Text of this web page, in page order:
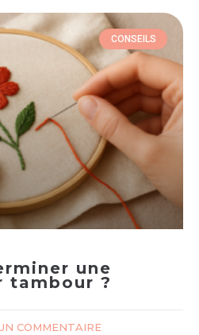
CONSEILS
une
tambour ?
COMMENTAIRE